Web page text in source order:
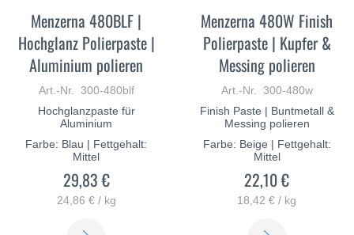
Menzerna 480BLF |
Hochglanz Polierpaste |
Aluminium polieren
Art.-Nr. 300-480blf
Hochglanzpaste für
Aluminium
Farbe: Blau | Fettgehalt:
Mittel
29,83 €
24,86 € / kg
Menzerna 480W Finish
Polierpaste | Kupfer &
Messing polieren
Art.-Nr. 300-480w
Finish Paste | Buntmetall &
Messing polieren
Farbe: Beige | Fettgehalt:
Mittel
22,10 €
18,42 € / kg